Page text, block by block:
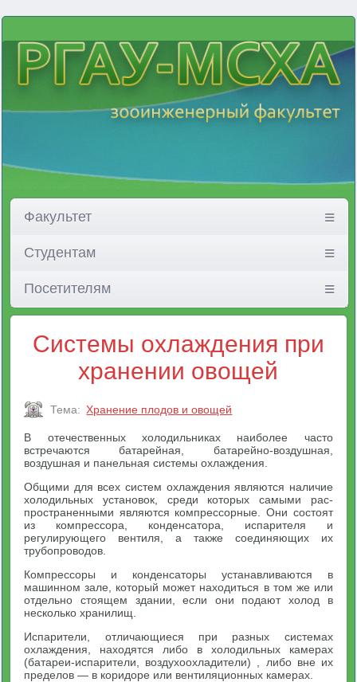
Факультет
Студентам
Посетителям
Системы охлаждения при
хранении овощей
Тема: Хранение плодов и овощей
В отечественных холодильниках наиболее часто
встречаются батарейная, батарейно-воздушная,
воздушная и панельная системы охлаждения.
Общими для всех систем охлаждения являются наличие
холодильных установок, среди которых самыми рас-
пространенными являются компрессорные. Они состоят
из компрессора, конденсатора, испарителя и
регулирующего вентиля, а также соединяющих их
трубопроводов.
Компрессоры и конденсаторы устанавливаются в
машинном зале, который может находиться в том же или
отдельно стоящем здании, если они подают холод в
несколько хранилищ.
Испарители, отличающиеся при разных системах
охлаждения, находятся либо в холодильных камерах
(батареи-испарители, воздухоохладители) , либо вне их
пределов — в коридоре или вентиляционных камерах.